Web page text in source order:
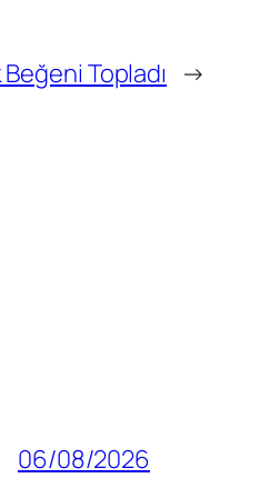
Topladı →
06/08/2026